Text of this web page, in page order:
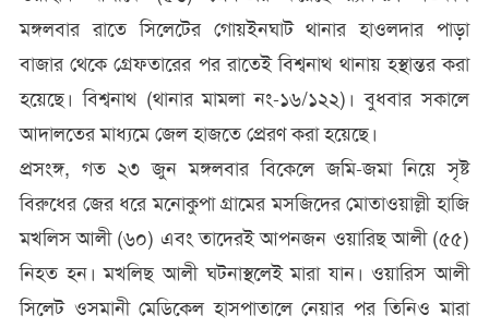
মঙ্গলবার রাতে সিলেটের গোয়ইনঘাট থানার হাওলদার পাড়া
বাজার থেকে গ্রেফতারের পর রাতেই বিশ্বনাথ থানায় হস্থান্তর করা
হয়েছে। বিশ্বনাথ (থানার মামলা নং-১৬/১২২)। বুধবার সকালে
আদালতের মাধ্যমে জেল হাজতে প্রেরণ করা হয়েছে।
প্রসংঙ্গ, গত ২৩ জুন মঙ্গলবার বিকেলে জমি-জমা নিয়ে সৃষ্ট
বিরুধের জের ধরে মনোকুপা গ্রামের মসজিদের মোতাওয়াল্লী হাজি
মখলিস আলী (৬০) এবং তাদেরই আপনজন ওয়ারিছ আলী (৫৫)
নিহত হন। মখলিছ আলী ঘটনাস্থলেই মারা যান। ওয়ারিস আলী
সিলেট ওসমানী মেডিকেল হাসপাতালে নেয়ার পর তিনিও মারা